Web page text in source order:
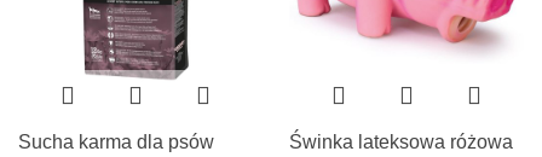
Sucha karma dla psów
Świnka lateksowa różowa